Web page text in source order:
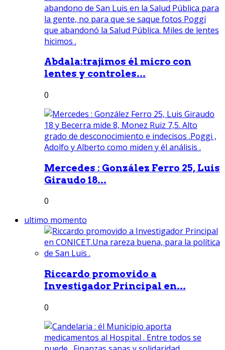
Abdala:trajimos él micro con
lentes y controles...
0
Mercedes : González Ferro 25, Luis
Giraudo 18...
0
ultimo momento
Riccardo promovido a
Investigador Principal en...
0